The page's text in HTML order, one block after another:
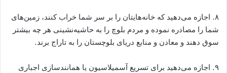
۸. اجازه می‌دهید که خانه‌هایتان را بر سر شما خراب کنند، زمین‌های
شما را مصادره نموده و مردم بلوچ را به حاشیه‌نشینی هر چه بیشتر
سوق دهند و معادن و منابع دریای بلوچستان را به تاراج برند.
۹. اجازه می‌دهید برای تسریع آسمیلاسیون یا همانندسازی اجباری